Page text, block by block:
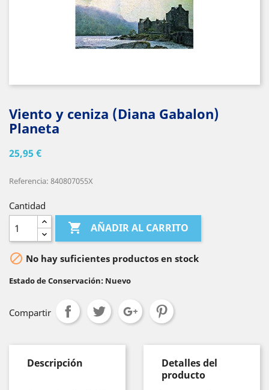
Viento y ceniza (Diana Gabalon)
Planeta
25,95 €
Referencia: 840807055X
Cantidad
 AÑADIR AL CARRITO
 No hay suficientes productos en stock
Estado de Conservación: Nuevo
Compartir
Descripción
Detalles del
producto